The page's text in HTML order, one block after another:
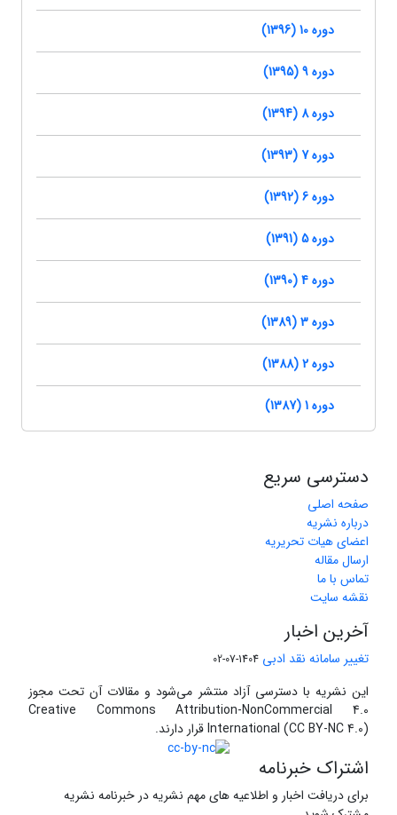
دوره 10 (1396)
دوره 9 (1395)
دوره 8 (1394)
دوره 7 (1393)
دوره 6 (1392)
دوره 5 (1391)
دوره 4 (1390)
دوره 3 (1389)
دوره 2 (1388)
دوره 1 (1387)
دسترسی سریع
صفحه اصلی
درباره نشریه
اعضای هیات تحریریه
ارسال مقاله
تماس با ما
نقشه سایت
آخرین اخبار
تغییر سامانه نقد ادبی 1404-07-02
این نشریه با دسترسی آزاد منتشر می‌شود و مقالات آن تحت مجوز
Creative Commons Attribution-NonCommercial 4.0
International (CC BY-NC 4.0) قرار دارند.
اشتراک خبرنامه
برای دریافت اخبار و اطلاعیه های مهم نشریه در خبرنامه نشریه